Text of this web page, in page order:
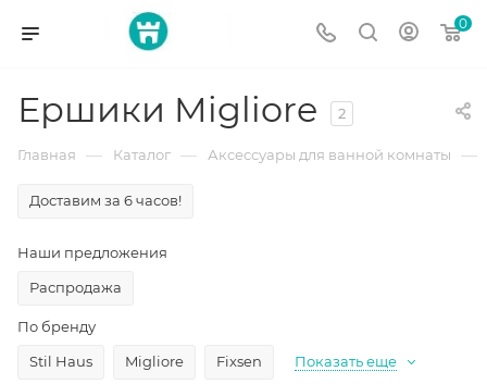
0
Ершики Migliore 2
Главная — Каталог — Аксессуары для ванной комнаты —
Доставим за 6 часов!
Наши предложения
Распродажа
По бренду
Stil Haus
Migliore Fixsen Показать еще